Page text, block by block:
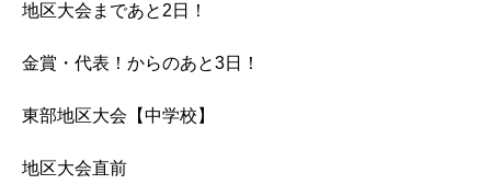
地区大会まであと2日！
金賞・代表！からのあと3日！
東部地区大会【中学校】
地区大会直前